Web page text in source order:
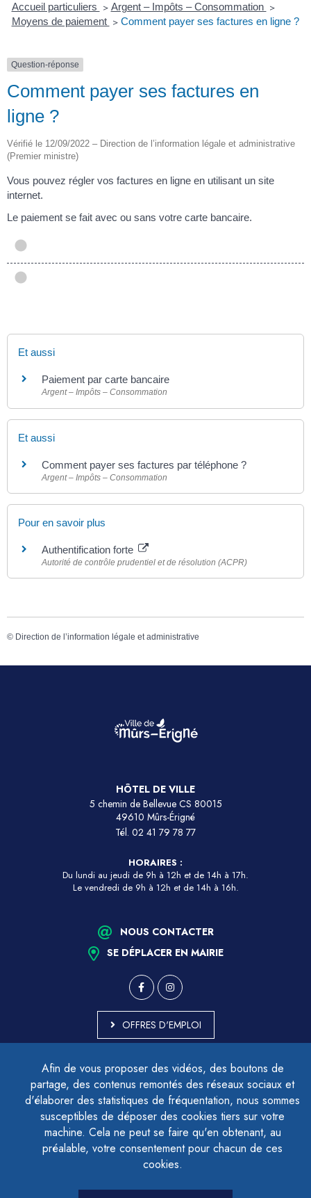
Afin de vous proposer des vidéos, des boutons de
partage, des contenus remontés des réseaux sociaux et
d'élaborer des statistiques de fréquentation, nous sommes
susceptibles de déposer des cookies tiers sur votre
machine. Cela ne peut se faire qu'en obtenant, au
préalable, votre consentement pour chacun de ces
cookies.
Accueil particuliers > Argent – Impôts – Consommation >
Moyens de paiement > Comment payer ses factures en ligne ?
Question-réponse
Comment payer ses factures en
ligne ?
Vérifié le 12/09/2022 – Direction de l’information légale et administrative
(Premier ministre)
Vous pouvez régler vos factures en ligne en utilisant un site
internet.
Le paiement se fait avec ou sans votre carte bancaire.
Et aussi
Paiement par carte bancaire
Argent – Impôts – Consommation
Et aussi
Comment payer ses factures par téléphone ?
Argent – Impôts – Consommation
Pour en savoir plus
Authentification forte
Autorité de contrôle prudentiel et de résolution (ACPR)
© Direction de l’information légale et administrative
HÔTEL DE VILLE
5 chemin de Bellevue CS 80015
49610 Mûrs-Érigné
Tél. 02 41 79 78 77
HORAIRES :
Du lundi au jeudi de 9h à 12h et de 14h à 17h.
Le vendredi de 9h à 12h et de 14h à 16h.
NOUS CONTACTER
SE DÉPLACER EN MAIRIE
OFFRES D'EMPLOI
ACCESSIBILITÉ - PARTIELLEMENT CONFORME
PLAN DU SITE
MENTIONS LÉGALES
CONTACTER LE DÉLÉGUÉ À LA PROTECTION DES DONNÉES
GESTION DES COOKIES
LETTRE D'INFORMATION